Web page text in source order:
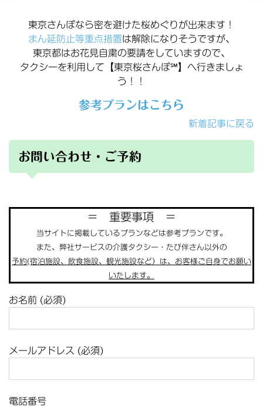
東京さんぽなら密を避けた桜めぐりが出来ます！
まん延防止等重点措置は解除になりそうですが、
東京都はお花見自粛の要請をしていますので、
タクシーを利用して【東京桜さんぽ℠】へ行きましょ
う！！
参考プランはこちら
新着記事に戻る
お問い合わせ・ご予約
＝ 重要事項 ＝
当サイトに掲載しているプランなどは参考プランです。
また、弊社サービスの介護タクシー・たび伴さん以外の
予約(宿泊施設、飲食施設、観光施設など）は、お客様ご自身でお願い
いたします。
お名前 (必須)
メールアドレス (必須)
電話番号